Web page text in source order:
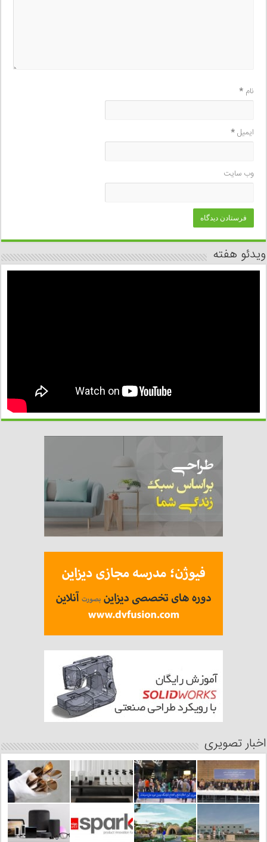
نام*
ایمیل*
وب‌ سایت
ویدئو هفته
اخبار تصویری